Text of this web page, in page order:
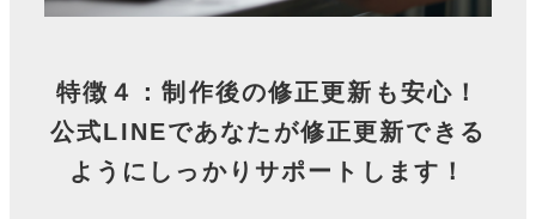
特徴４：制作後の修正更新も安心！
公式LINEであなたが修正更新できる
ようにしっかりサポートします！